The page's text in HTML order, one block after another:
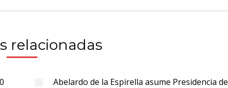
relacionadas
Abelardo de la Espirella asume Presidencia de